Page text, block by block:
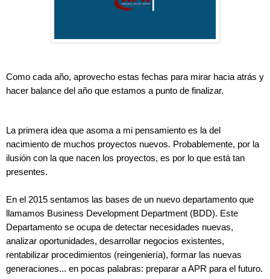
Como cada año, aprovecho estas fechas para mirar hacia atrás y
hacer balance del año que estamos a punto de finalizar.
La primera idea que asoma a mi pensamiento es la del
nacimiento de muchos proyectos nuevos. Probablemente, por la
ilusión con la que nacen los proyectos, es por lo que está tan
presentes.
En el 2015 sentamos las bases de un nuevo departamento que
llamamos Business Development Department (BDD). Este
Departamento se ocupa de detectar necesidades nuevas,
analizar oportunidades, desarrollar negocios existentes,
rentabilizar procedimientos (reingeniería), formar las nuevas
generaciones... en pocas palabras: preparar a APR para el futuro.